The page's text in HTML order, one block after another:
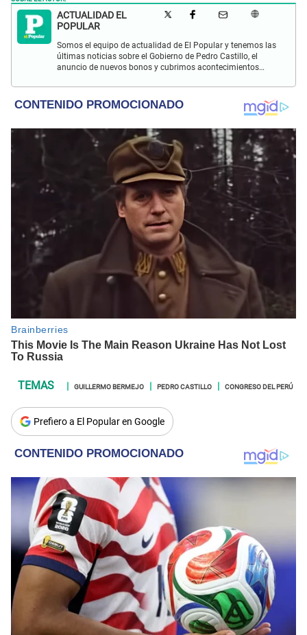
ACTUALIDAD EL
POPULAR
Somos el equipo de actualidad de El Popular y tenemos las
últimas noticias sobre el Gobierno de Pedro Castillo, el
anuncio de nuevos bonos y cubrimos acontecimientos
GUILLERMO BERMEJO PEDRO CASTILLO CONGRESO DEL PERÚ
Prefiero a El Popular en Google